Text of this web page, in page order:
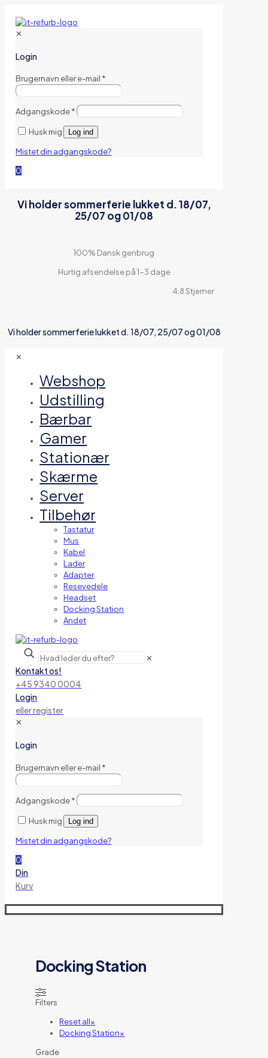
✕
Login
Brugernavn eller e-mail *
Adgangskode*
Husk mig Log ind
Mistet din adgangskode?
0
Vi holder sommerferie lukket d. 18/07,
25/07 og 01/08
100% Dansk genbrug
Hurtig afsendelse på 1-3 dage
4.8 Stjerner
Vi holder sommerferie lukket d. 18/07, 25/07 og 01/08
✕
Webshop
Udstilling
Bærbar
Gamer
Stationær
Skærme
Server
Tilbehør
Tastatur
Mus
Kabel
Lader
Adapter
Resevedele
Headset
Docking Station
Andet
✕
Kontakt os!
+45 9340 0004
Login
eller register
✕
Login
Brugernavn eller e-mail *
Adgangskode*
Husk mig Log ind
Mistet din adgangskode?
0
Din
Kurv
Docking Station
Filters
Reset all×
Docking Station×
Grade